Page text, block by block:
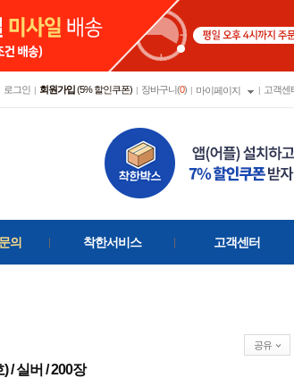
로그인 | 회원가입(5% 할인쿠폰) | 장바구니(0) | 마이페이지 | 고객센
의 착한서비스 고객센터
/ 실버 / 200장
공유